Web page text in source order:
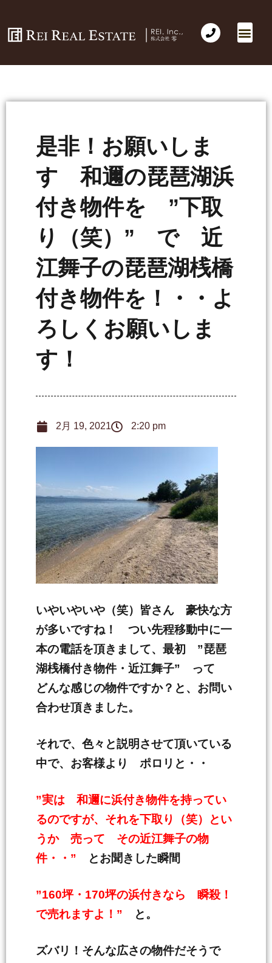
是非！お願いしま
す 和邇の琵琶湖浜
付き物件を ”下取
り（笑）” で 近
江舞子の琵琶湖桟橋
付き物件を！・・よ
ろしくお願いしま
す！
2月 19, 2021 2:20 pm
いやいやいや（笑）皆さん 豪快な方
が多いですね！ つい先程移動中に一
本の電話を頂きまして、最初 ”琵琶
湖桟橋付き物件・近江舞子” って
どんな感じの物件ですか？と、お問い
合わせ頂きました。
それで、色々と説明させて頂いている
中で、お客様より ポロリと・・
”実は 和邇に浜付き物件を持ってい
るのですが、それを下取り（笑）とい
うか 売って その近江舞子の物
件・・”
とお聞きした瞬間
”160坪・170坪の浜付きなら 瞬殺！
で売れますよ！” と。
ズバリ！そんな広さの物件だそうで